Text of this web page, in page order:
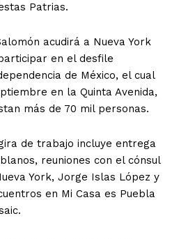
Patrias.
acudirá a Nueva York
en el desfile
de México, el cual
en la Quinta Avenida,
más de 70 mil personas.
de trabajo incluye entrega
reuniones con el cónsul
York, Jorge Islas López y
en Mi Casa es Puebla